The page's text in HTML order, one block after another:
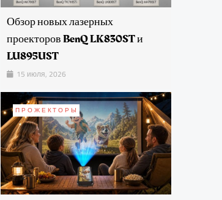
Обзор новых лазерных
проекторов BenQ LK830ST и
LU895UST
15 июля, 2026
ПРОЖЕКТОРЫ